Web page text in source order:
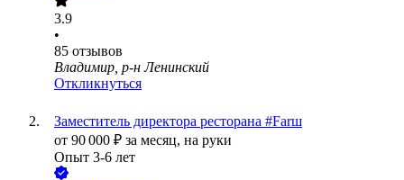
3.9
•
85 отзывов
Владимир, р-н Ленинский
Откликнуться
Заместитель директора ресторана #Farш
от 90 000 ₽ за месяц, на руки
Опыт 3-6 лет